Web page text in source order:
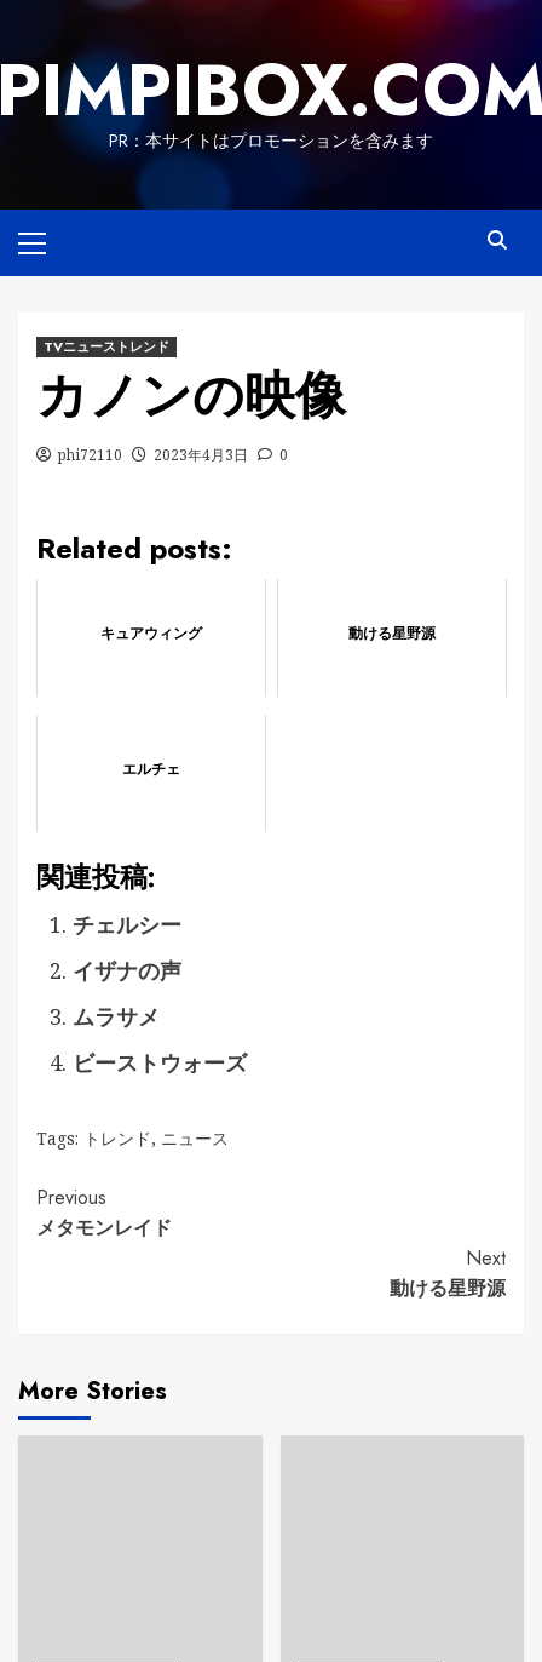
content
PR：本サイトはプロモーションを含みます
Menu
TVニューストレンド
カノンの映像
phi72110 2023年4月3日 0
Related posts:
キュアウィング 動ける星野源
エルチェ
関連投稿:
チェルシー
イザナの声
ムラサメ
ビーストウォーズ
Tags: トレンド, ニュース
Continue
Reading
Previous
メタモンレイド
Next
動ける星野源
More Stories